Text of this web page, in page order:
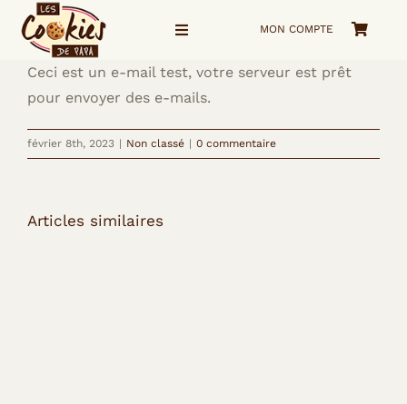
Passer
contenu
Navigation
bascule
Accueil
La Boutique
MON COMPTE
Ceci est un e-mail test, votre serveur est prêt
pour envoyer des e-mails.
février 8th, 2023 | Non classé | 0 commentaire
Articles similaires